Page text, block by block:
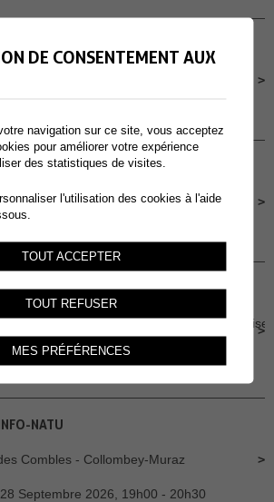
l'école primaire de Muraz
POMPIERS PROTECTION RESPIRATOIRE
Perraires
- La Charmaie, Place sous l'église
Muraz
NATU
Combles - Collombey-Muraz
Septembre 2026, 19h00 - 20h30
DE CONSENTEMENT AUX
navigation sur ce site, vous acceptez
pour améliorer votre expérience
des statistiques de visites.
l'utilisation des cookies à l'aide
TOUT ACCEPTER
TOUT REFUSER
MES PRÉFÉRENCES